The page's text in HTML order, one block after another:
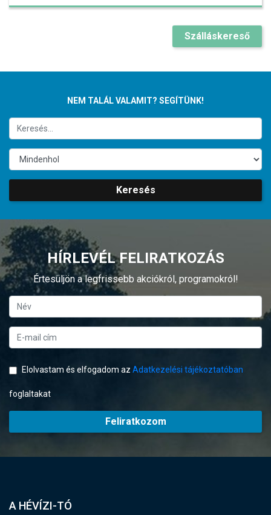
Szálláskereső
NEM TALÁL VALAMIT? SEGÍTÜNK!
Keresés
HÍRLEVÉL FELIRATKOZÁS
Értesüljön a legfrissebb akciókról, programokról!
Elolvastam és elfogadom az Adatkezelési tájékoztatóban
foglaltakat
Feliratkozom
A HÉVÍZI-TÓ